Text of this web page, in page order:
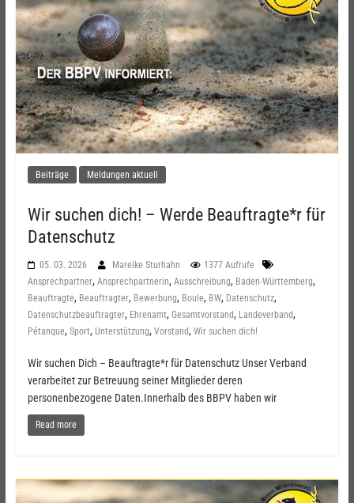
Beiträge Meldungen aktuell
Wir suchen dich! – Werde Beauftragte*r für
Datenschutz
05. 03. 2026 Mareike Sturhahn
1377 Aufrufe
Ansprechpartner, Ansprechpartnerin, Ausschreibung, Baden-Württemberg,
Beauftragte, Beauftragter, Bewerbung, Boule, BW, Datenschutz,
Datenschutzbeauftragter, Ehrenamt, Gesamtvorstand, Landeverband,
Pétanque, Sport, Unterstützung, Vorstand, Wir suchen dich!
Wir suchen Dich – Beauftragte*r für Datenschutz Unser Verband
verarbeitet zur Betreuung seiner Mitglieder deren
personenbezogene Daten.Innerhalb des BBPV haben wir
Read more